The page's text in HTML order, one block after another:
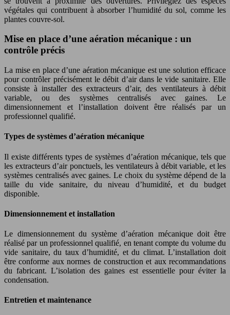
végétales qui contribuent à absorber l’humidité du sol, comme les
plantes couvre-sol.
Mise en place d’une aération mécanique : un
contrôle précis
La mise en place d’une aération mécanique est une solution efficace
pour contrôler précisément le débit d’air dans le vide sanitaire. Elle
consiste à installer des extracteurs d’air, des ventilateurs à débit
variable, ou des systèmes centralisés avec gaines. Le
dimensionnement et l’installation doivent être réalisés par un
professionnel qualifié.
Types de systèmes d’aération mécanique
Il existe différents types de systèmes d’aération mécanique, tels que
les extracteurs d’air ponctuels, les ventilateurs à débit variable, et les
systèmes centralisés avec gaines. Le choix du système dépend de la
taille du vide sanitaire, du niveau d’humidité, et du budget
disponible.
Dimensionnement et installation
Le dimensionnement du système d’aération mécanique doit être
réalisé par un professionnel qualifié, en tenant compte du volume du
vide sanitaire, du taux d’humidité, et du climat. L’installation doit
être conforme aux normes de construction et aux recommandations
du fabricant. L’isolation des gaines est essentielle pour éviter la
condensation.
Entretien et maintenance